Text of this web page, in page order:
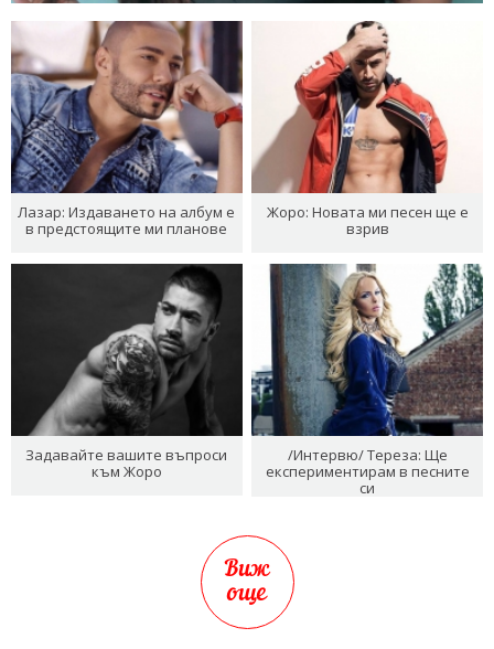
Лазар: Издаването на албум е
в предстоящите ми планове
Жоро: Новата ми песен ще е
взрив
Задавайте вашите въпроси
към Жоро
/Интервю/ Тереза: Ще
експериментирам в песните
си
Виж
още